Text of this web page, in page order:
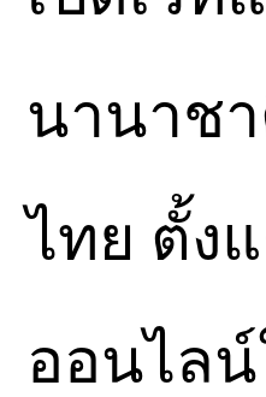
นานาช
ไทย ตั้ง
ออนไล